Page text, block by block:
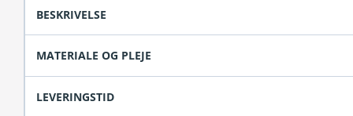
BESKRIVELSE
MATERIALE OG PLEJE
LEVERINGSTID